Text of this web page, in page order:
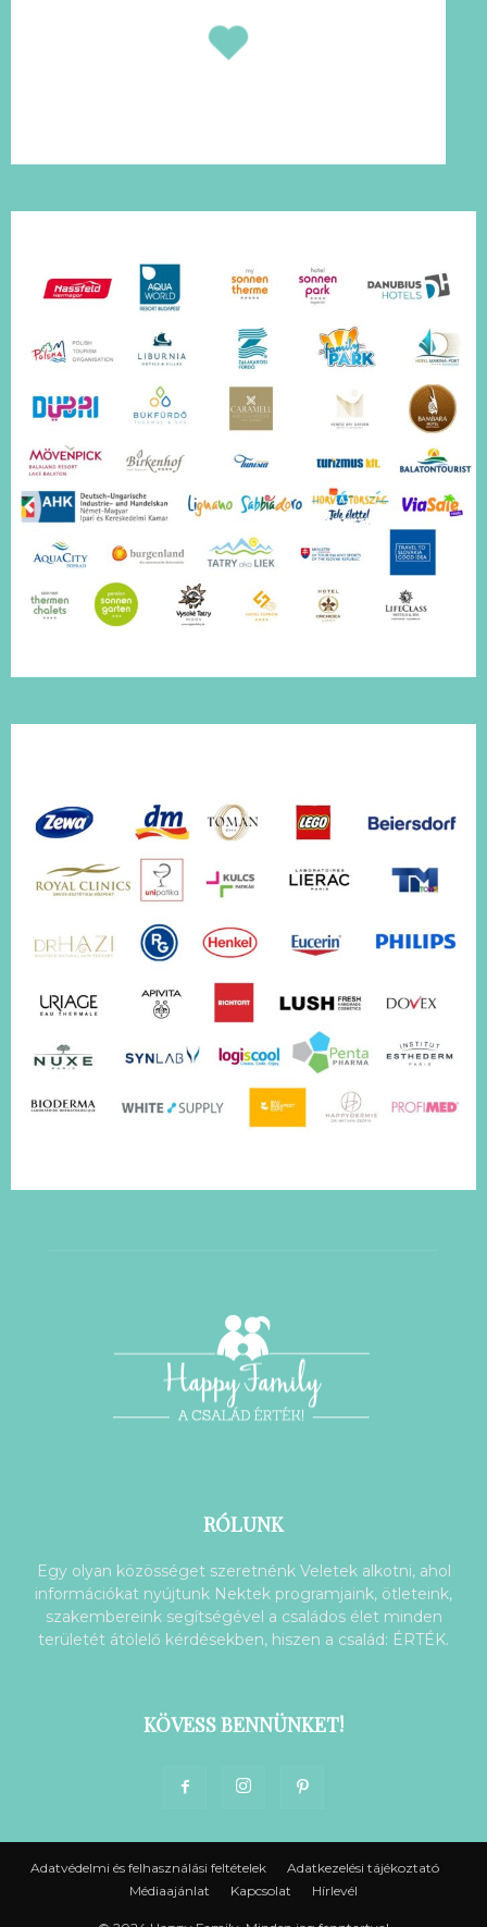
RÓLUNK
Egy olyan közösséget szeretnénk Veletek alkotni, ahol
információkat nyújtunk Nektek programjaink, ötleteink,
szakembereink segítségével a családos élet minden
területét átölelő kérdésekben, hiszen a család: ÉRTÉK.
KÖVESS BENNÜNKET!
Adatvédelmi és felhasználási feltételek
Adatkezelési tájékoztató
Médiaajánlat
Kapcsolat Hírlevél